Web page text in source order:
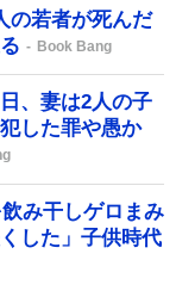
の若者が死んだ
Book Bang
、妻は2人の子
した罪や愚か
み干しゲロまみ
した」子供時代